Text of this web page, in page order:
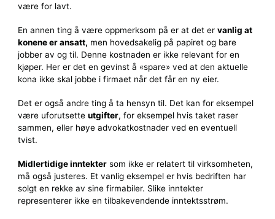
være for lavt.
En annen ting å være oppmerksom på er at det er vanlig at
konene er ansatt, men hovedsakelig på papiret og bare
jobber av og til. Denne kostnaden er ikke relevant for en
kjøper. Her er det en gevinst å «spare» ved at den aktuelle
kona ikke skal jobbe i firmaet når det får en ny eier.
Det er også andre ting å ta hensyn til. Det kan for eksempel
være uforutsette utgifter, for eksempel hvis taket raser
sammen, eller høye advokatkostnader ved en eventuell
tvist.
Midlertidige inntektersom ikke er relatert til virksomheten,
må også justeres. Et vanlig eksempel er hvis bedriften har
solgt en rekke av sine firmabiler. Slike inntekter
representerer ikke en tilbakevendende inntektsstrøm.